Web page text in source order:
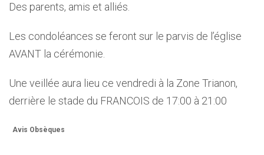
Des parents, amis et alliés.
Les condoléances se feront sur le parvis de l’église
AVANT la cérémonie.
Une veillée aura lieu ce vendredi à la Zone Trianon,
derrière le stade du FRANCOIS de 17:00 à 21:00
Avis Obsèques